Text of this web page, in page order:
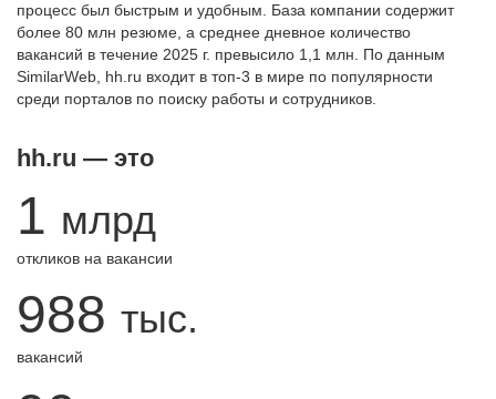
процесс был быстрым и удобным. База компании содержит
более 80 млн резюме, а среднее дневное количество
вакансий в течение 2025 г. превысило 1,1 млн. По данным
SimilarWeb, hh.ru входит в топ-3 в мире по популярности
среди порталов по поиску работы и сотрудников.
hh.ru — это
1 млрд
откликов на вакансии
988 тыс.
вакансий